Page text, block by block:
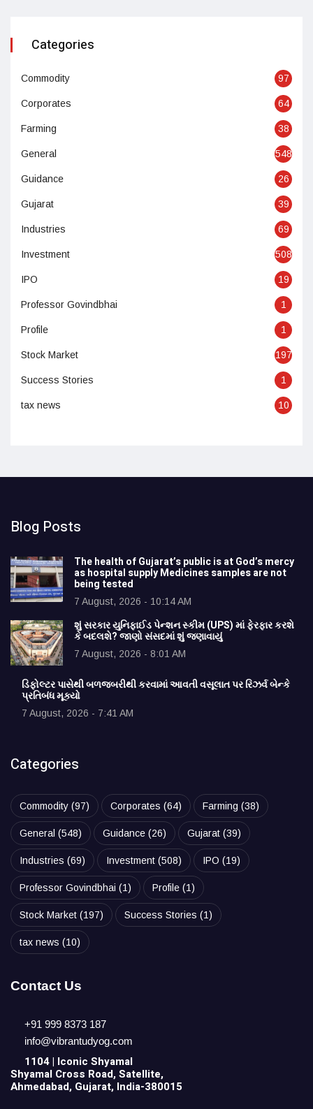
Categories
Commodity 97
Corporates 64
Farming 38
General 548
Guidance 26
Gujarat 39
Industries 69
Investment 508
IPO 19
Professor Govindbhai 1
Profile 1
Stock Market 197
Success Stories 1
tax news 10
Blog Posts
The health of Gujarat’s public is at God’s mercy
as hospital supply Medicines samples are not
being tested
7 August, 2026 - 10:14 AM
શું સરકાર યુનિફાઈડ પેન્શન સ્કીમ (UPS) માં ફેરફાર કરશે
કે બદલશે? જાણો સંસદમાં શું જણાવાયું
7 August, 2026 - 8:01 AM
ડિફોલ્ટર પાસેથી બળજબરીથી કરવામાં આવતી વસૂલાત પર રિઝર્વ બેન્કે
પ્રતિબંધ મૂક્યો
7 August, 2026 - 7:41 AM
Categories
Commodity (97) Corporates (64) Farming (38)
General (548) Guidance (26) Gujarat (39)
Industries (69) Investment (508) IPO (19)
Professor Govindbhai (1) Profile (1)
Stock Market (197) Success Stories (1)
tax news (10)
Contact Us
+91 999 8373 187
info@vibrantudyog.com
1104 | Iconic Shyamal
Shyamal Cross Road, Satellite,
Ahmedabad, Gujarat, India-380015